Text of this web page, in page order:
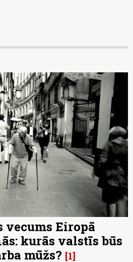
vecums Eiropā
kurās valstīs būs
mūžs? 1